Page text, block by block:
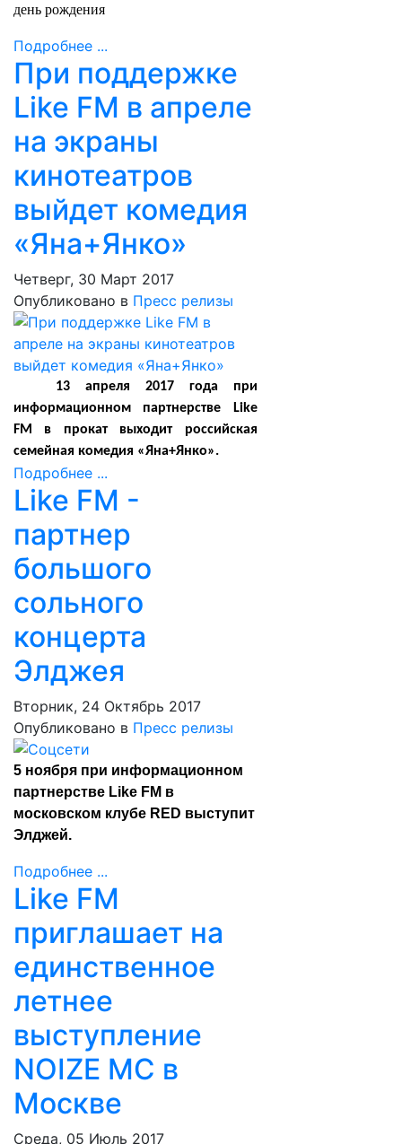
день рождения
Подробнее ...
При поддержке
Like FM в апреле
на экраны
кинотеатров
выйдет комедия
«Яна+Янко»
Четверг, 30 Март 2017
Опубликовано в Пресс релизы
13 апреля 2017 года при
информационном партнерстве Like
FM в прокат выходит российская
семейная комедия «Яна+Янко».
Подробнее ...
Like FM -
партнер
большого
сольного
концерта
Элджея
Вторник, 24 Октябрь 2017
Опубликовано в Пресс релизы
5 ноября при информационном
партнерстве Like FM в
московском клубе RED выступит
Элджей.
Подробнее ...
Like FM
приглашает на
единственное
летнее
выступление
NOIZE MC в
Москве
Среда, 05 Июль 2017